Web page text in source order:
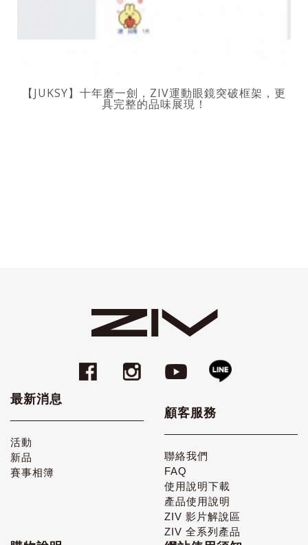
【JUKSY】十年磨一劍，ZIV運動眼鏡突破框架，更
具完整的品味展現！
最新消息
活動
新品
賽事相簿
顧客服務
聯絡我們
FAQ
使用說明下載
產品使用說明
ZIV 影片解說區
ZIV 全系列產品